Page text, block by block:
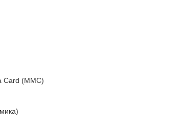
Card (MMC)